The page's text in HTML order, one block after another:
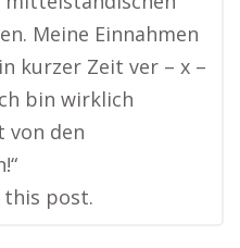
Meine Einnahmen
kurzer Zeit ver – x –
bin wirklich
von den
post.